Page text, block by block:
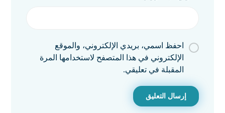
احفظ اسمي، بريدي الإلكتروني، والموقع
الإلكتروني في هذا المتصفح لاستخدامها المرة
المقبلة في تعليقي.